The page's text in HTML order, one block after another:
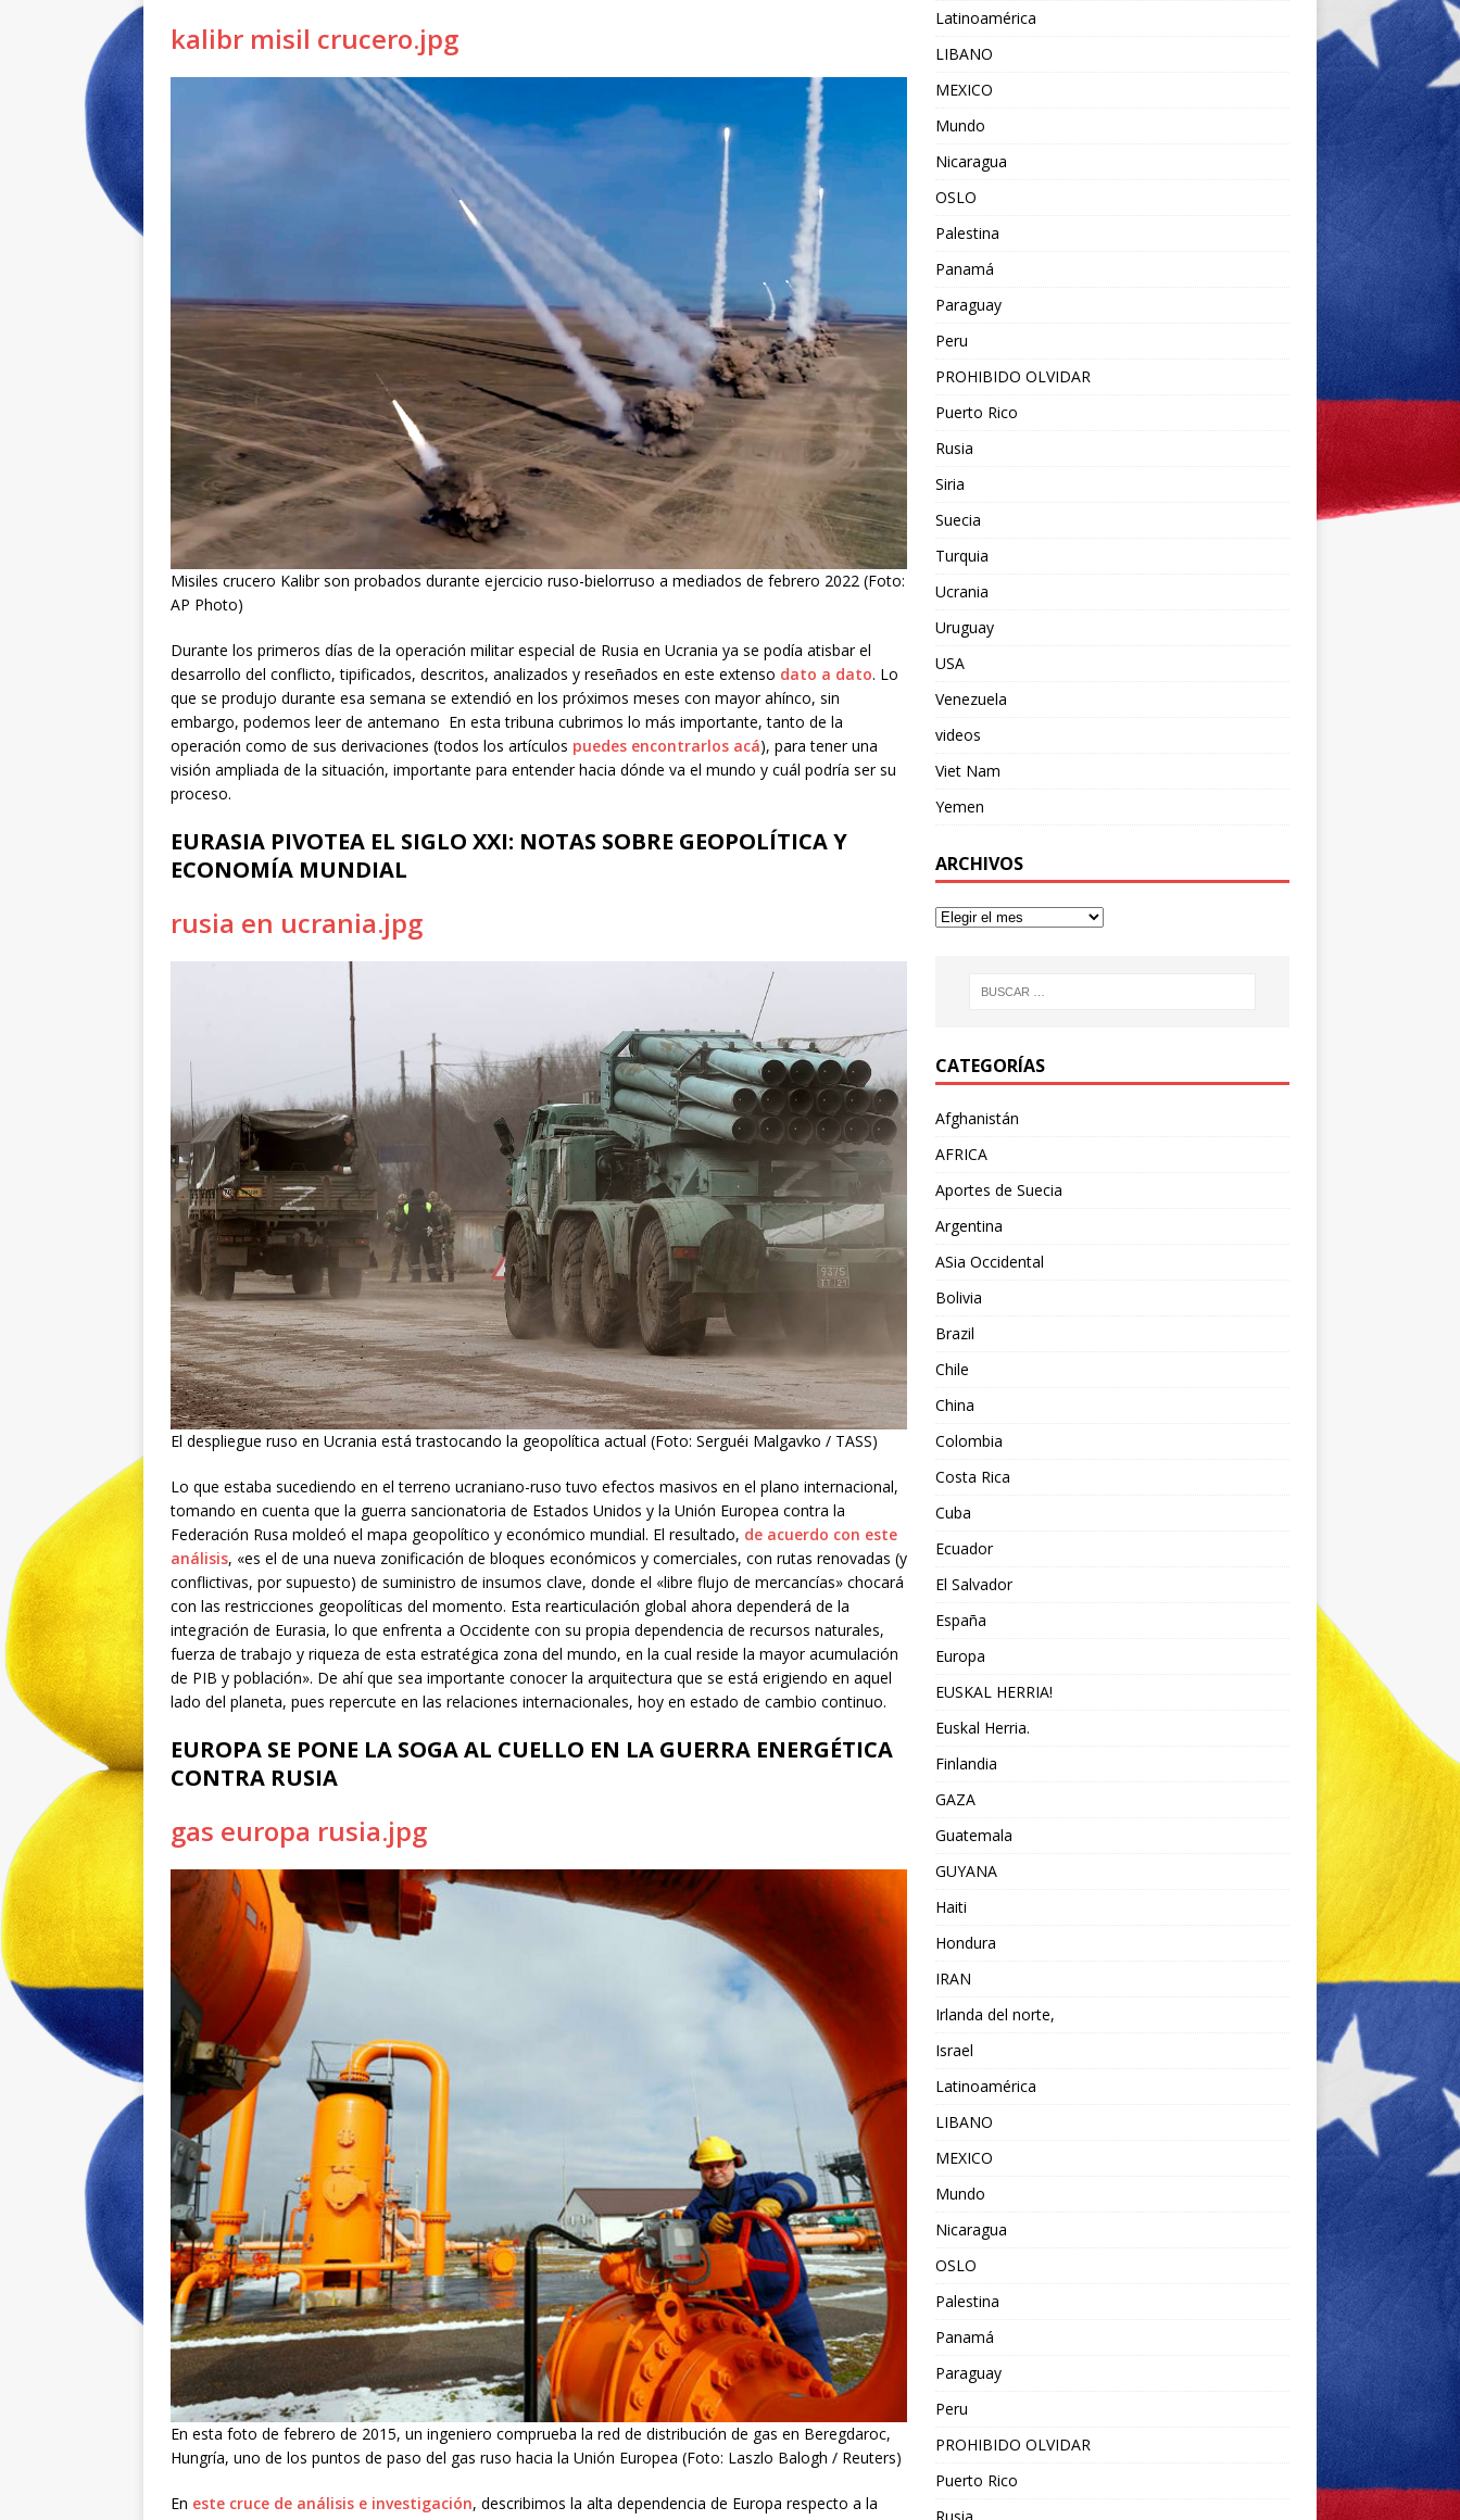
kalibr misil crucero.jpg
Misiles crucero Kalibr son probados durante ejercicio ruso-bielorruso a mediados de febrero 2022 (Foto:
AP Photo)
Durante los primeros días de la operación militar especial de Rusia en Ucrania ya se podía atisbar el
desarrollo del conflicto, tipificados, descritos, analizados y reseñados en este extenso dato a dato. Lo
que se produjo durante esa semana se extendió en los próximos meses con mayor ahínco, sin
embargo, podemos leer de antemano En esta tribuna cubrimos lo más importante, tanto de la
operación como de sus derivaciones (todos los artículos puedes encontrarlos acá), para tener una
visión ampliada de la situación, importante para entender hacia dónde va el mundo y cuál podría ser su
proceso.
EURASIA PIVOTEA EL SIGLO XXI: NOTAS SOBRE GEOPOLÍTICA Y
ECONOMÍA MUNDIAL
rusia en ucrania.jpg
El despliegue ruso en Ucrania está trastocando la geopolítica actual (Foto: Serguéi Malgavko / TASS)
Lo que estaba sucediendo en el terreno ucraniano-ruso tuvo efectos masivos en el plano internacional,
tomando en cuenta que la guerra sancionatoria de Estados Unidos y la Unión Europea contra la
Federación Rusa moldeó el mapa geopolítico y económico mundial. El resultado, de acuerdo con este
análisis, «es el de una nueva zonificación de bloques económicos y comerciales, con rutas renovadas (y
conflictivas, por supuesto) de suministro de insumos clave, donde el «libre flujo de mercancías» chocará
con las restricciones geopolíticas del momento. Esta rearticulación global ahora dependerá de la
integración de Eurasia, lo que enfrenta a Occidente con su propia dependencia de recursos naturales,
fuerza de trabajo y riqueza de esta estratégica zona del mundo, en la cual reside la mayor acumulación
de PIB y población». De ahí que sea importante conocer la arquitectura que se está erigiendo en aquel
lado del planeta, pues repercute en las relaciones internacionales, hoy en estado de cambio continuo.
EUROPA SE PONE LA SOGA AL CUELLO EN LA GUERRA ENERGÉTICA
CONTRA RUSIA
gas europa rusia.jpg
En esta foto de febrero de 2015, un ingeniero comprueba la red de distribución de gas en Beregdaroc,
Hungría, uno de los puntos de paso del gas ruso hacia la Unión Europea (Foto: Laszlo Balogh / Reuters)
En este cruce de análisis e investigación, describimos la alta dependencia de Europa respecto a la
Latinoamérica
LIBANO
MEXICO
Mundo
Nicaragua
OSLO
Palestina
Panamá
Paraguay
Peru
PROHIBIDO OLVIDAR
Puerto Rico
Rusia
Siria
Suecia
Turquia
Ucrania
Uruguay
USA
Venezuela
videos
Viet Nam
Yemen
ARCHIVOS
CATEGORÍAS
Afghanistán
AFRICA
Aportes de Suecia
Argentina
ASia Occidental
Bolivia
Brazil
Chile
China
Colombia
Costa Rica
Cuba
Ecuador
El Salvador
España
Europa
EUSKAL HERRIA!
Euskal Herria.
Finlandia
GAZA
Guatemala
GUYANA
Haiti
Hondura
IRAN
Irlanda del norte,
Israel
Latinoamérica
LIBANO
MEXICO
Mundo
Nicaragua
OSLO
Palestina
Panamá
Paraguay
Peru
PROHIBIDO OLVIDAR
Puerto Rico